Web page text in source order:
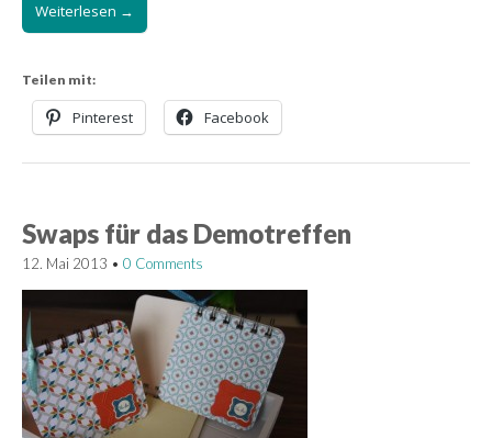
Weiterlesen →
Teilen mit:
Pinterest Facebook
Swaps für das Demotreffen
12. Mai 2013 • 0 Comments